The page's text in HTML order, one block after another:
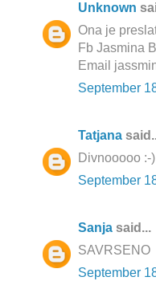
Unknown
Ona je
Fb Jasmina
Email
September
Tatjana
Divnooooo :-)
September
Sanja said...
SAVRSENO
September